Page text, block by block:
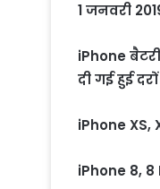
1 जनवरी
iPhone
दी गई हुई
iPhone XS,
iPhone 8, 8